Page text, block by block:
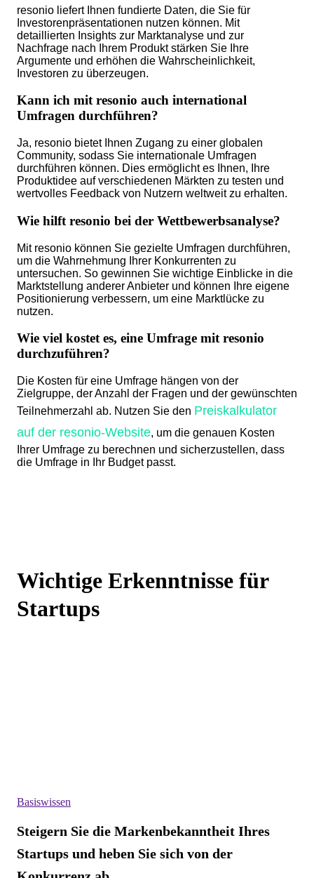
resonio liefert Ihnen fundierte Daten, die Sie für
Investorenpräsentationen nutzen können. Mit
detaillierten Insights zur Marktanalyse und zur
Nachfrage nach Ihrem Produkt stärken Sie Ihre
Argumente und erhöhen die Wahrscheinlichkeit,
Investoren zu überzeugen.
Kann ich mit resonio auch international
Umfragen durchführen?
Ja, resonio bietet Ihnen Zugang zu einer globalen
Community, sodass Sie internationale Umfragen
durchführen können. Dies ermöglicht es Ihnen, Ihre
Produktidee auf verschiedenen Märkten zu testen und
wertvolles Feedback von Nutzern weltweit zu erhalten.
Wie hilft resonio bei der Wettbewerbsanalyse?
Mit resonio können Sie gezielte Umfragen durchführen,
um die Wahrnehmung Ihrer Konkurrenten zu
untersuchen. So gewinnen Sie wichtige Einblicke in die
Marktstellung anderer Anbieter und können Ihre eigene
Positionierung verbessern, um eine Marktlücke zu
nutzen.
Wie viel kostet es, eine Umfrage mit resonio
durchzuführen?
Die Kosten für eine Umfrage hängen von der
Zielgruppe, der Anzahl der Fragen und der gewünschten
Teilnehmerzahl ab. Nutzen Sie den Preiskalkulator
auf der resonio-Website, um die genauen Kosten
Ihrer Umfrage zu berechnen und sicherzustellen, dass
die Umfrage in Ihr Budget passt.
Wichtige Erkenntnisse für
Startups
Basiswissen
Steigern Sie die Markenbekanntheit Ihres
Startups und heben Sie sich von der